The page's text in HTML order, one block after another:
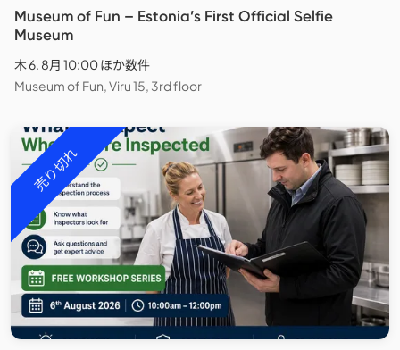
Museum of Fun – Estonia’s First Official Selfie
Museum
木 6. 8月 10:00 ほか数件
Museum of Fun, Viru 15, 3rd floor
売り切れ